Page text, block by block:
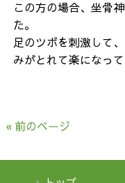
この方の場合、坐骨
た。
足のツボを刺激して
みがとれて楽になっ
« 前のページ